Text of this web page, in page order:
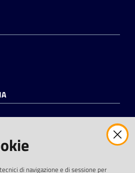
di navigazione e di sessione per